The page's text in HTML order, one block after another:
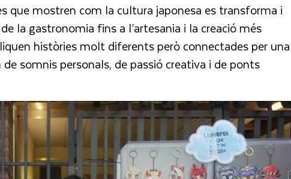
que mostren com la cultura japonesa es transforma i
la gastronomia fins a l’artesania i la creació més
històries molt diferents però connectades per una
somnis personals, de passió creativa i de ponts